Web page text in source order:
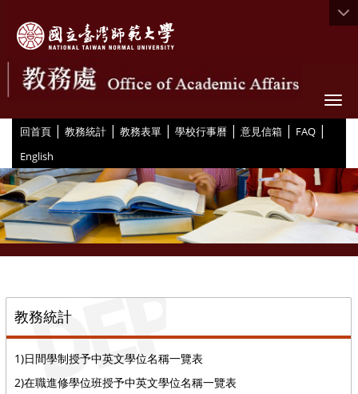
回首頁 | 教務統計 | 教務表單 | 學校行事曆 | 意見信箱 | FAQ |
English
教務統計
1)日間學制授予中英文學位名稱一覽表
2)在職進修學位班授予中英文學位名稱一覽表